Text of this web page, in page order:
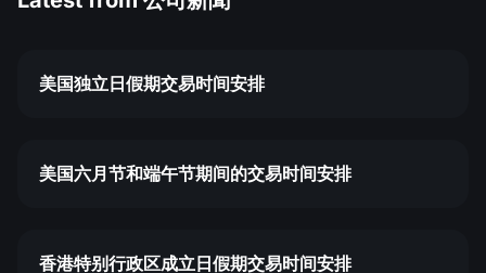
美国独立日假期交易时间安排
美国六月节和端午节期间的交易时间安排
香港特别行政区成立日假期交易时间安排